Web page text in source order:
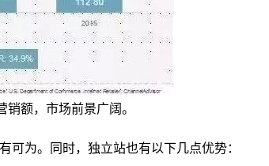
额，市场前景广阔。
为。同时，独立站也有以下几点优势：